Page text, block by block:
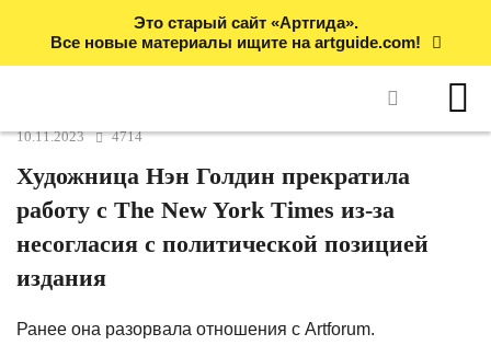
Это старый сайт «Артгида».
Все новые материалы ищите на artguide.com!
10.11.2023 4714
Художница Нэн Голдин прекратила
работу с The New York Times из-за
несогласия с политической позицией
издания
Ранее она разорвала отношения с Artforum.